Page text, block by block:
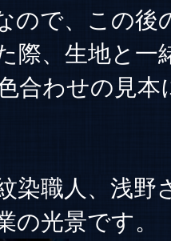
ので、この後
際、生地と一
合わせの見本
染職人、浅野
の光景です。